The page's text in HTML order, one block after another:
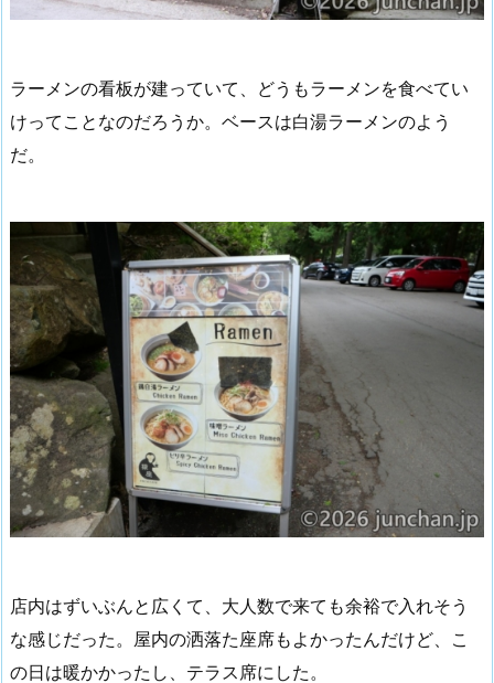
ラーメンの看板が建っていて、どうもラーメンを食べてい
けってことなのだろうか。ベースは白湯ラーメンのよう
だ。
店内はずいぶんと広くて、大人数で来ても余裕で入れそう
な感じだった。屋内の洒落た座席もよかったんだけど、こ
の日は暖かかったし、テラス席にした。